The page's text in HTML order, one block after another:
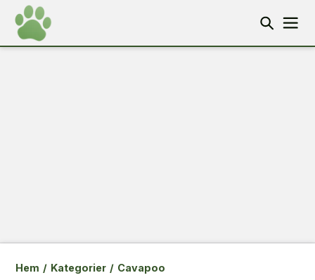
Hem / Kategorier / Cavapoo